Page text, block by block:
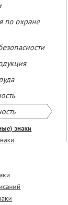
по охране
знаки